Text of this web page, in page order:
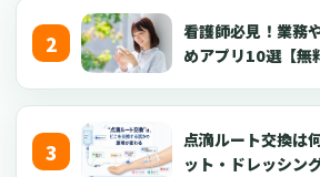
います。運用方法を一から自作するのが難
やり方を見直したいと感じている場合には
ただければ幸いです。
看護師必見！業務
めアプリ10選【無
点滴ルート交換は
ット・ドレッシン